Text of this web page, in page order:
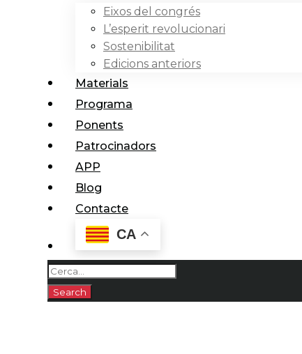
Eixos del congrés
L’esperit revolucionari
Sostenibilitat
Edicions anteriors
Materials
Programa
Ponents
Patrocinadors
APP
Blog
Contacte
CA